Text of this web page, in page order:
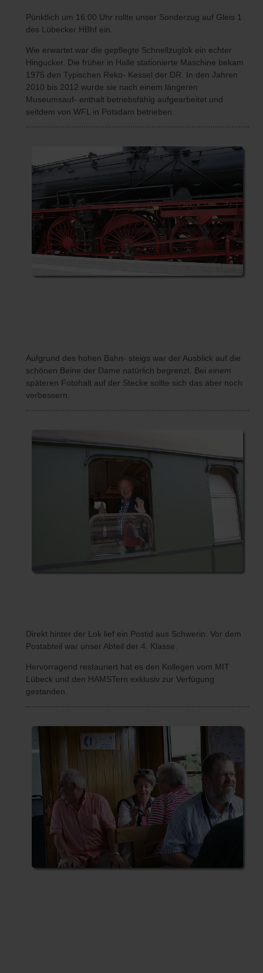
Pünktlich um 16:00 Uhr rollte unser Sonderzug auf Gleis 1
des Lübecker HBhf ein.
Wie erwartet war die gepflegte Schnellzuglok ein echter
Hingucker. Die früher in Halle stationierte Maschine bekam
1975 den Typischen Reko- Kessel der DR. In den Jahren
2010 bis 2012 wurde sie nach einem längeren
Museumsauf- enthalt betriebsfähig aufgearbeitet und
seitdem von WFL in Potsdam betrieben.
Aufgrund des hohen Bahn- steigs war der Ausblick auf die
schönen Beine der Dame natürlich begrenzt. Bei einem
späteren Fotohalt auf der Stecke sollte sich das aber noch
verbessern.
Direkt hinter der Lok lief ein Postid aus Schwerin. Vor dem
Postabteil war unser Abteil der 4. Klasse.
Hervorragend restauriert hat es den Kollegen vom MIT
Lübeck und den HAMSTern exklusiv zur Verfügung
gestanden.